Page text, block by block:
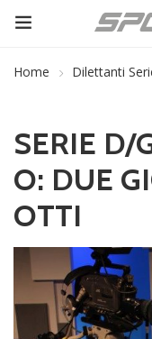
Home Dilettanti
SERIE D/
O: DUE
OTTI